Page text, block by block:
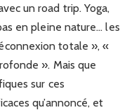
un road trip. Yoga,
en pleine nature… les
totale », «
». Mais que
sur ces
qu’annoncé, et